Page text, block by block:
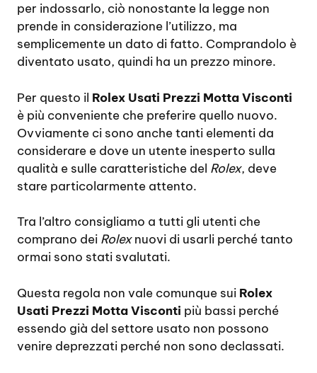
per indossarlo, ciò nonostante la legge non
prende in considerazione l’utilizzo, ma
semplicemente un dato di fatto. Comprandolo è
diventato usato, quindi ha un prezzo minore.
Per questo il Rolex Usati Prezzi Motta Visconti
è più conveniente che preferire quello nuovo.
Ovviamente ci sono anche tanti elementi da
considerare e dove un utente inesperto sulla
qualità e sulle caratteristiche del Rolex, deve
stare particolarmente attento.
Tra l’altro consigliamo a tutti gli utenti che
comprano dei Rolexnuovi di usarli perché tanto
ormai sono stati svalutati.
Questa regola non vale comunque sui Rolex
Usati Prezzi Motta Visconti più bassi perché
essendo già del settore usato non possono
venire deprezzati perché non sono declassati.